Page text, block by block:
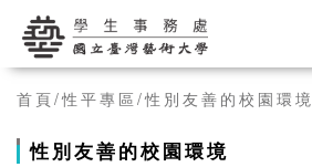
學生事務處
首頁 性平專區 性別友善的校園環境
性別友善的校園環境